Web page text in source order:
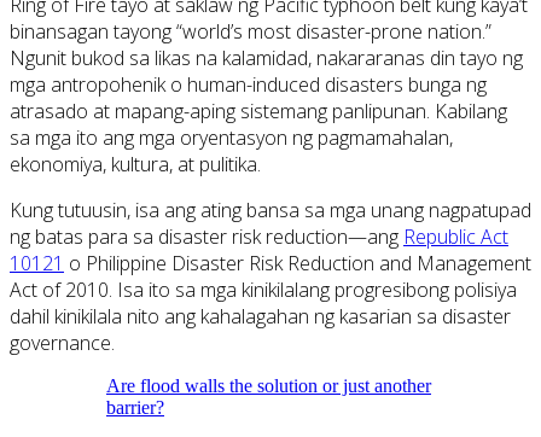
binansagan tayong “world’s most disaster-prone nation.”
Ngunit bukod sa likas na kalamidad, nakararanas din tayo ng
mga antropohenik o human-induced disasters bunga ng
atrasado at mapang-aping sistemang panlipunan. Kabilang
sa mga ito ang mga oryentasyon ng pagmamahalan,
ekonomiya, kultura, at pulitika.
Kung tutuusin, isa ang ating bansa sa mga unang nagpatupad
ng batas para sa disaster risk reduction—ang Republic Act
10121 o Philippine Disaster Risk Reduction and Management
Act of 2010. Isa ito sa mga kinikilalang progresibong polisiya
dahil kinikilala nito ang kahalagahan ng kasarian sa disaster
governance.
Are flood walls the solution or just another
barrier?